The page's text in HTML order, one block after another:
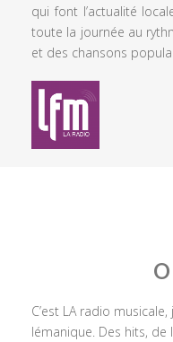
qui font l’actualité
toute la journée au
et des chansons
C’est LA radio
lémanique. Des hits,